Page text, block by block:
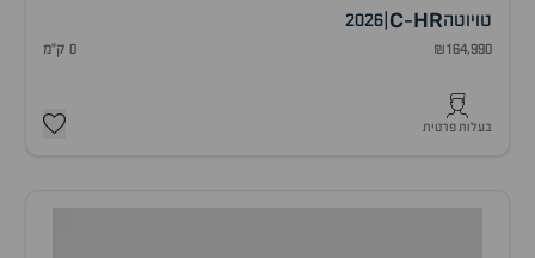
טויוטה C-HR
2026
₪164,990 0 ק"מ
בעלות פרטית